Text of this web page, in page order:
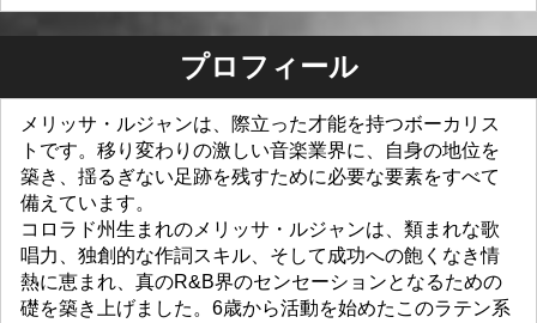
プロフィール
メリッサ・ルジャンは、際立った才能を持つボーカリス
トです。移り変わりの激しい音楽業界に、自身の地位を
築き、揺るぎない足跡を残すために必要な要素をすべて
備えています。
コロラド州生まれのメリッサ・ルジャンは、類まれな歌
唱力、独創的な作詞スキル、そして成功への飽くなき情
熱に恵まれ、真のR&B界のセンセーションとなるための
礎を築き上げました。6歳から活動を始めたこのラテン系